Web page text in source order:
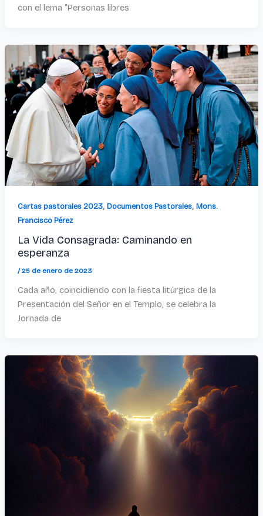
con el lema “Personas libres
Cartas pastorales 2023, Documentos Pastorales, Mons.
Francisco Pérez
La Vida Consagrada: Caminando en
esperanza
/25 de enero de 2023
Cada año, coincidiendo con la fiesta litúrgica de la
Presentación del Señor en el Templo, se celebra la
Jornada de